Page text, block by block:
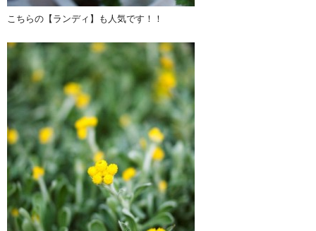
こちらの【ランディ】も人気です！！